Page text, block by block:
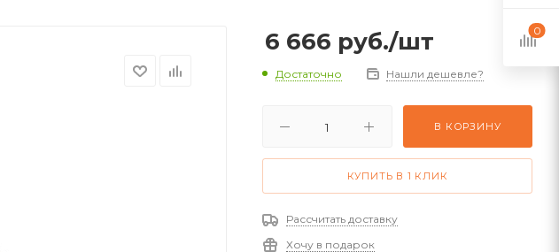
6 666 руб./шт
Достаточно Нашли дешевле?
В КОРЗИНУ
КУПИТЬ В 1 КЛИК
Рассчитать доставку
Хочу в подарок
0